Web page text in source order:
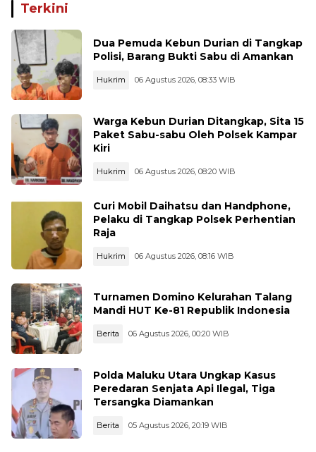
Terkini
Dua Pemuda Kebun Durian di Tangkap
Polisi, Barang Bukti Sabu di Amankan
Hukrim 06 Agustus 2026, 08:33 WIB
Warga Kebun Durian Ditangkap, Sita 15
Paket Sabu-sabu Oleh Polsek Kampar
Kiri
Hukrim 06 Agustus 2026, 08:20 WIB
Curi Mobil Daihatsu dan Handphone,
Pelaku di Tangkap Polsek Perhentian
Raja
Hukrim 06 Agustus 2026, 08:16 WIB
Turnamen Domino Kelurahan Talang
Mandi HUT Ke-81 Republik Indonesia
Berita 06 Agustus 2026, 00:20 WIB
Polda Maluku Utara Ungkap Kasus
Peredaran Senjata Api Ilegal, Tiga
Tersangka Diamankan
Berita 05 Agustus 2026, 20:19 WIB